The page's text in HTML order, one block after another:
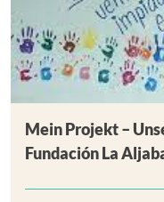
Mein Projekt –
Fundación La